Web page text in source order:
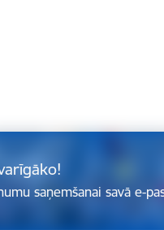
saņemšanai savā e-